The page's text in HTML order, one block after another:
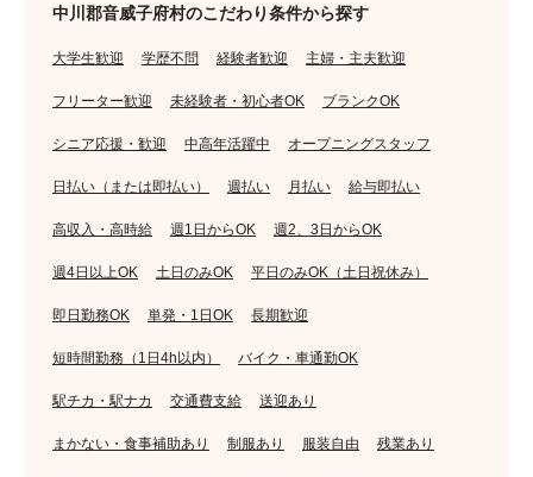
中川郡音威子府村のこだわり条件から探す
大学生歓迎 学歴不問 経験者歓迎 主婦・主夫歓迎
フリーター歓迎 未経験者・初心者OK ブランクOK
シニア応援・歓迎 中高年活躍中 オープニングスタッフ
日払い（または即払い） 週払い 月払い 給与即払い
高収入・高時給 週1日からOK 週2、3日からOK
週4日以上OK 土日のみOK 平日のみOK（土日祝休み）
即日勤務OK 単発・1日OK 長期歓迎
短時間勤務（1日4h以内） バイク・車通勤OK
駅チカ・駅ナカ 交通費支給 送迎あり
まかない・食事補助あり 制服あり 服装自由 残業あり